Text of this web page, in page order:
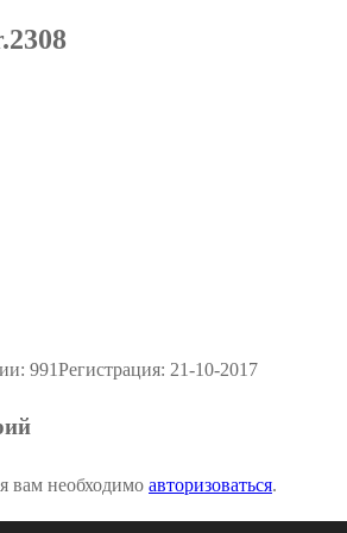
991Регистрация: 21-10-2017
вам необходимо авторизоваться.